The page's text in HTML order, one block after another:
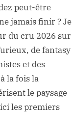
peut-être
jamais finir ? Je
du cru 2026 sur
de fantasy
et des
la fois la
le paysage
les premiers